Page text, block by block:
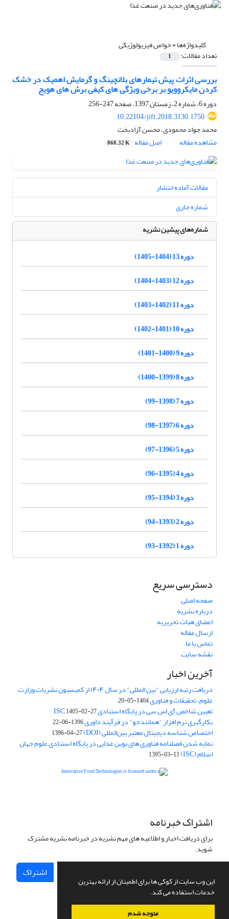
این وب سایت از کوکی ها برای اطمینان از ارائه بهترین
خدمات استفاده می کند.
متوجه شدم
کلیدواژه‌ها =خواص فیزیولوژیکی
تعداد مقالات: 1
بررسی اثرات پیش تیمارهای بلانچینگ و گرمایش اهمیک در خشک
کردن مایکروویو بر برخی ویژگی های کیفی برش های هویج
دوره 6، شماره 2، زمستان 1397، صفحه
247-256
10.22104/jift.2018.3130.1750
محمد جواد محمودی، محسن آزادبخت
مشاهده مقاله
اصل مقاله 868.32 K
مقالات آماده انتشار
شماره جاری
شماره‌های پیشین نشریه
دوره 13 (1404-1405)
دوره 12 (1403-1404)
دوره 11 (1402-1403)
دوره 10 (1401-1402)
دوره 9 (1400-1401)
دوره 8 (1399-1400)
دوره 7 (1398-99)
دوره 6 (1397-98)
دوره 5 (1396-97)
دوره 4 (1395-96)
دوره 3 (1394-95)
دوره 2 (1393-94)
دوره 1 (1392-93)
دسترسی سریع
صفحه اصلی
درباره نشریه
اعضای هیات تحریریه
ارسال مقاله
تماس با ما
نقشه سایت
آخرین اخبار
دریافت رتبه ارزیابی "بین المللی" در سال ۱۴۰۴ از کمیسیون نشریات وزارت
علوم، تحقیقات و فناوری1404-05-20
تعیین شاخص آی اس سی در پایگاه استنادی ISC1405-02-27
بکارگیری نرم افزار "همانندجو" در فرآیند داوری1396-06-22
اختصاص شناسه دیجیتال معتبر بین‌المللی (DOI) 1396-04-27
نمایه شدن فصلنامه فناوری های نوین غذایی در پایگاه استنادی علوم جهان
اسلام (ISC) 1395-03-11
اشتراک خبرنامه
برای دریافت اخبار و اطلاعیه های مهم نشریه در خبرنامه نشریه مشترک
شوید.
اشتراک